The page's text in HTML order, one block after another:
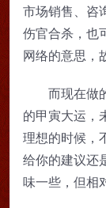
市场销售、咨
伤官合杀，也
网络的意思，
而现在做
的甲寅大运，
理想的时候，
给你的建议还
味一些，但相